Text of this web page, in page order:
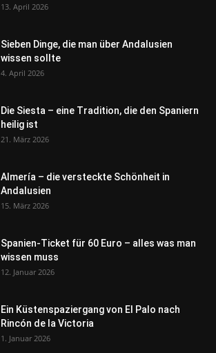
13. April 2026
Sieben Dinge, die man über Andalusien
wissen sollte
4. April 2026
Die Siesta – eine Tradition, die den Spaniern
heilig ist
21. März 2026
Almería – die versteckte Schönheit in
Andalusien
15. März 2026
Spanien-Ticket für 60 Euro – alles was man
wissen muss
12. Januar 2026
Ein Küstenspaziergang von El Palo nach
Rincón de la Victoria
1. Januar 2026